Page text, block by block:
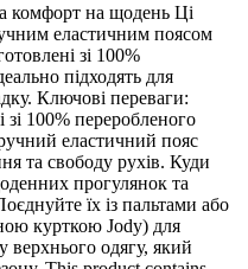
комфорт на щодень Ці
еластичним поясом
зі 100%
підходять для
Ключові переваги:
зі 100% переробленого
еластичний пояс
та свободу рухів. Куди
прогулянок та
їх із пальтами або
курткою Jody) для
одягу, який